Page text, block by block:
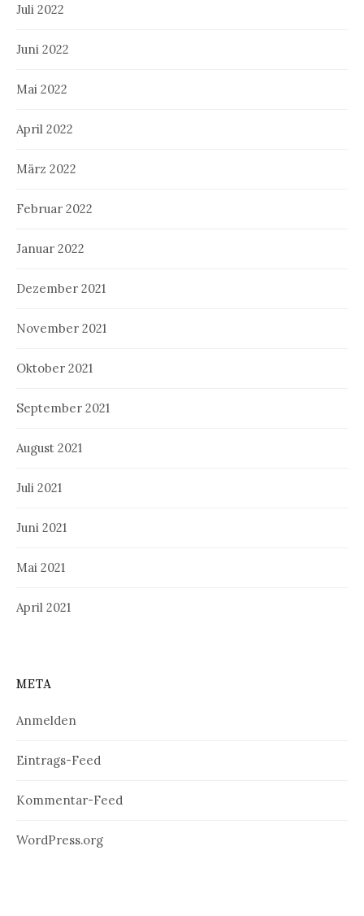
Juli 2022
Juni 2022
Mai 2022
April 2022
März 2022
Februar 2022
Januar 2022
Dezember 2021
November 2021
Oktober 2021
September 2021
August 2021
Juli 2021
Juni 2021
Mai 2021
April 2021
META
Anmelden
Eintrags-Feed
Kommentar-Feed
WordPress.org